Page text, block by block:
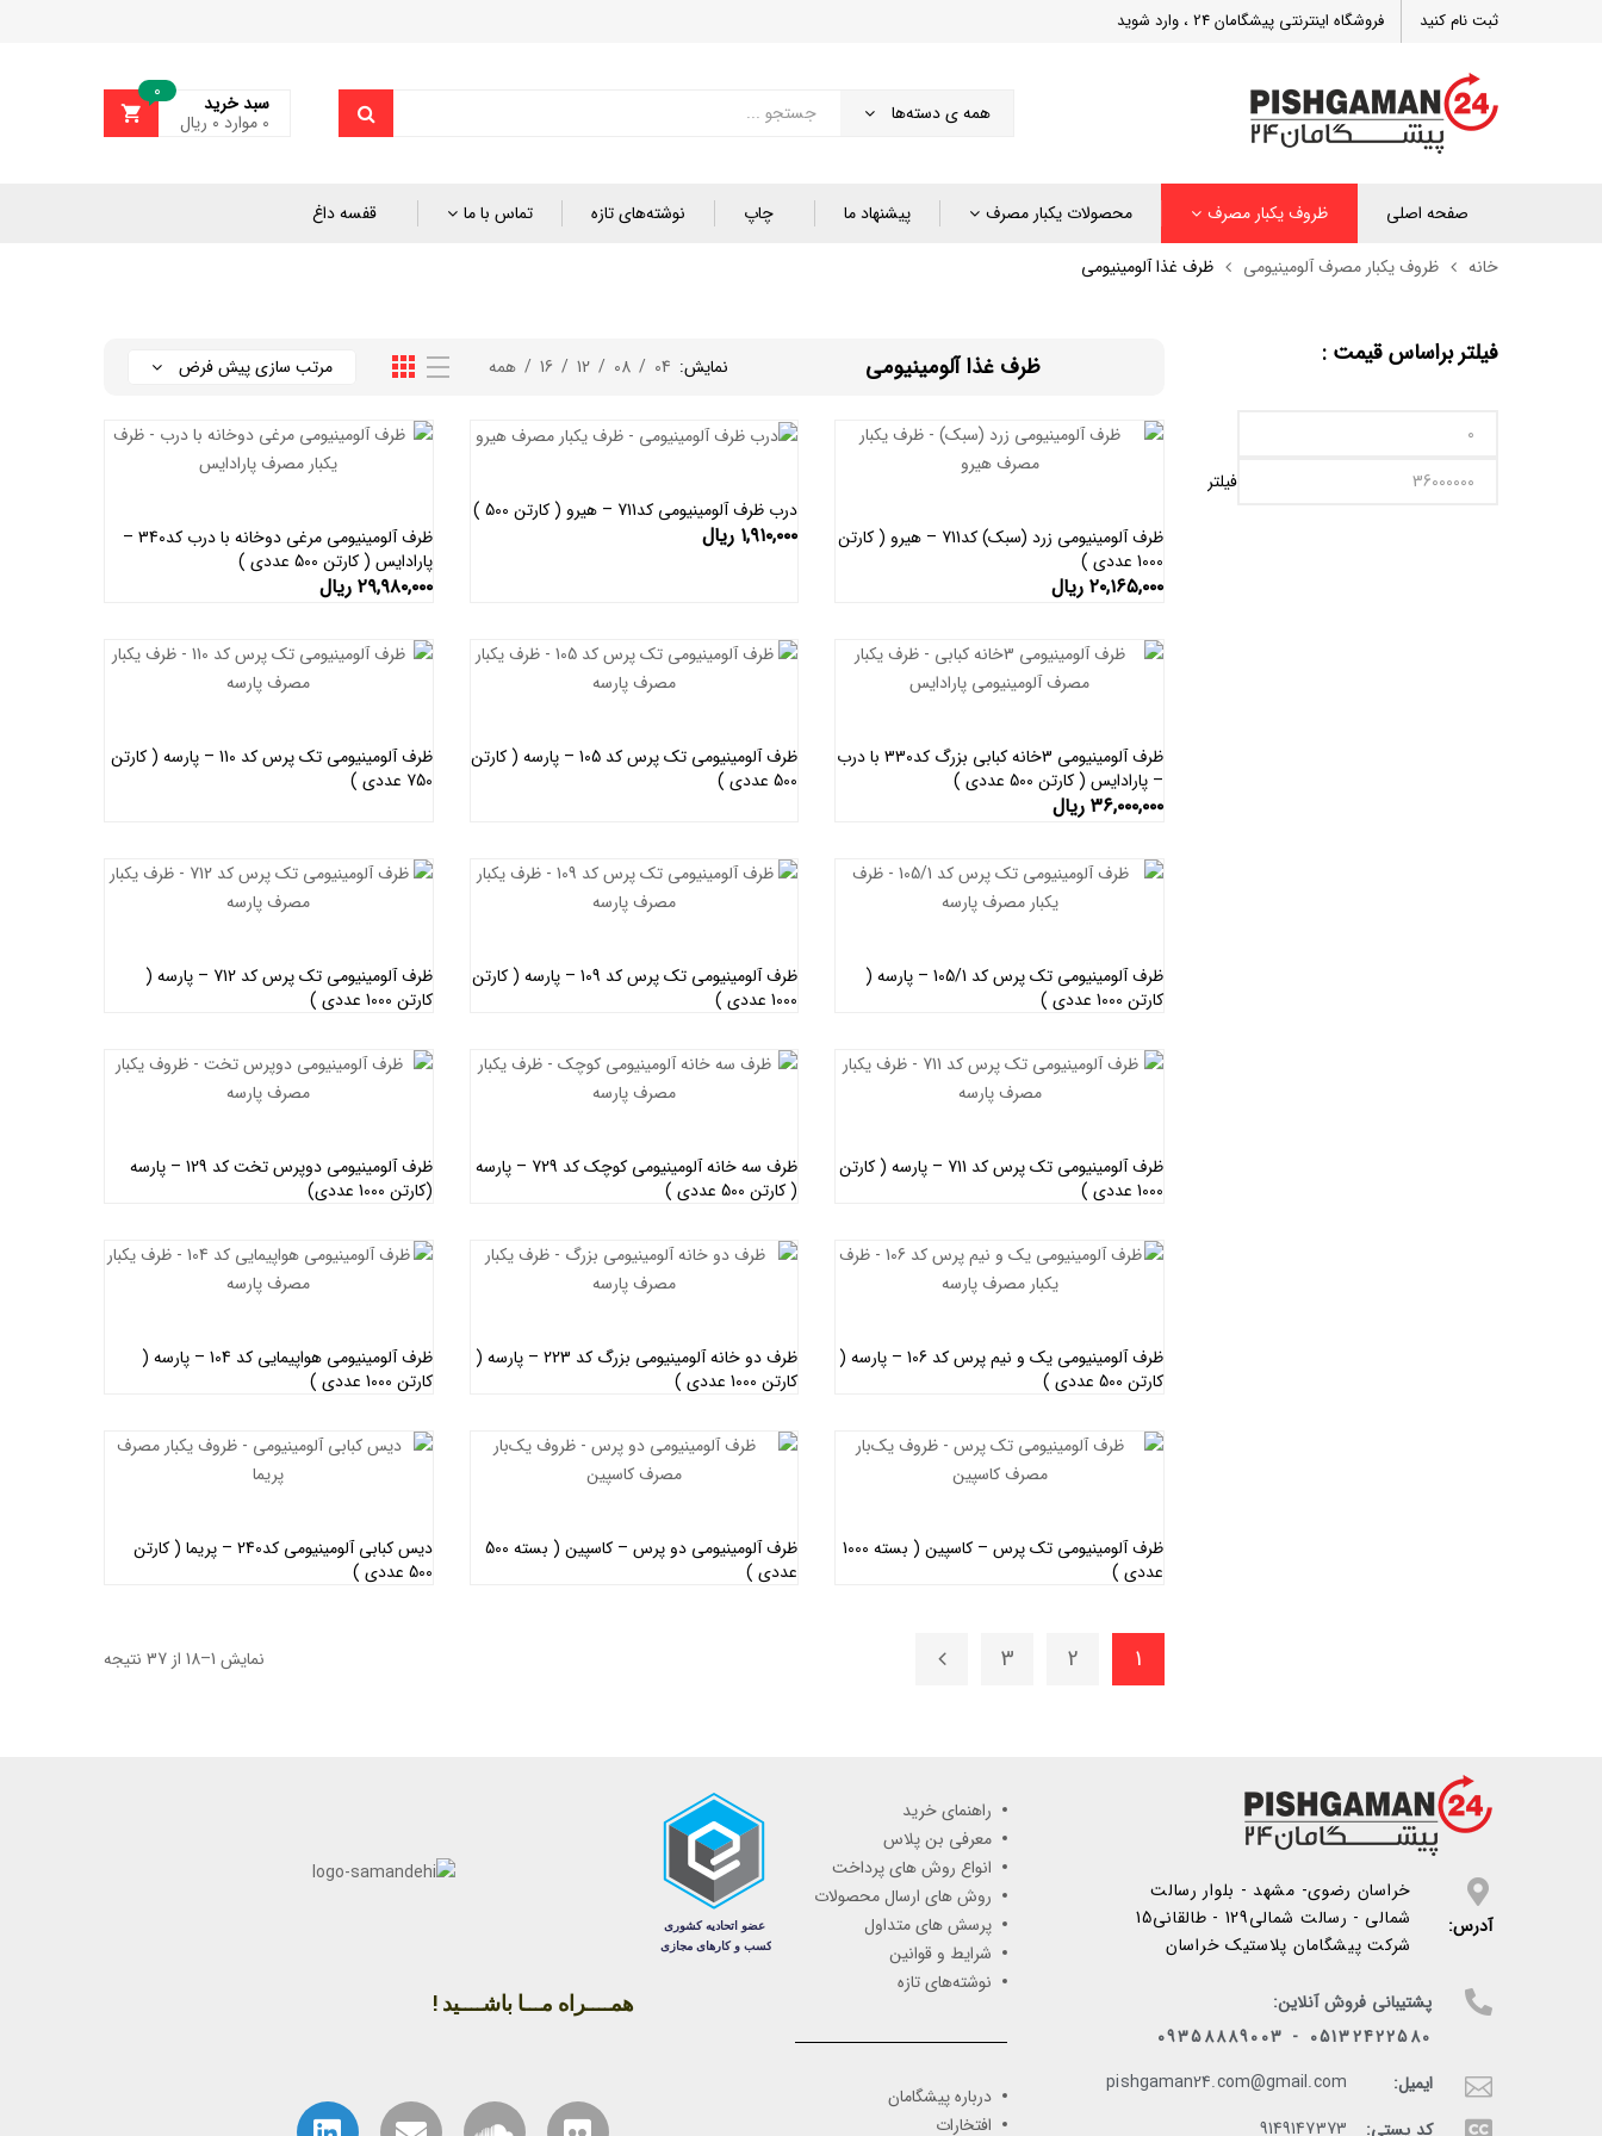
ثبت نام کنید فروشگاه اینترنتی پیشگامان 24 ، وارد شوید
همه ی دسته‌ها
0 سبد خرید
0 موارد ۰ ریال
صفحه اصلی ظروف یکبار مصرف محصولات یکبار مصرف پیشنهاد ما چاپ نوشته‌های تازه تماس با ما قفسه داغ
خانه ظروف یکبار مصرف آلومینیومی ظرف غذا آلومینیومی
ظرف غذا آلومینیومی نمایش: 04
/
08
/
12
/
16
/ همه مرتب سازی پیش فرض
ظرف آلومینیومی زرد (سبک) کد711 – هیرو ( کارتن
1000 عددی )
۲۰,۱۶۵,۰۰۰ ریال
درب ظرف آلومینیومی کد711 – هیرو ( کارتن 500 )
۱,۹۱۰,۰۰۰ ریال
اطلاعات بیشتر
ظرف آلومینیومی مرغی دوخانه با درب کد340 –
پارادایس ( کارتن 500 عددی )
۲۹,۹۸۰,۰۰۰ ریال
اطلاعات بیشتر
ظرف آلومینیومی 3خانه کبابی بزرگ کد330 با درب
– پارادایس ( کارتن 500 عددی )
۳۶,۰۰۰,۰۰۰ ریال
ظرف آلومینیومی تک پرس کد 105 – پارسه ( کارتن
500 عددی )
ظرف آلومینیومی تک پرس کد 110 – پارسه ( کارتن
750 عددی )
اطلاعات بیشتر
ظرف آلومینیومی تک پرس کد 105/1 – پارسه (
کارتن 1000 عددی )
ظرف آلومینیومی تک پرس کد 109 – پارسه ( کارتن
1000 عددی )
اطلاعات بیشتر
ظرف آلومینیومی تک پرس کد 712 – پارسه (
کارتن 1000 عددی )
ظرف آلومینیومی تک پرس کد 711 – پارسه ( کارتن
1000 عددی )
اطلاعات بیشتر
ظرف سه خانه آلومینیومی کوچک کد 729 – پارسه
( کارتن 500 عددی )
اطلاعات بیشتر
ظرف آلومینیومی دوپرس تخت کد 129 – پارسه
(کارتن 1000 عددی)
اطلاعات بیشتر
ظرف آلومینیومی یک و نیم پرس کد 106 – پارسه (
کارتن 500 عددی )
اطلاعات بیشتر
ظرف دو خانه آلومینیومی بزرگ کد 223 – پارسه (
کارتن 1000 عددی )
اطلاعات بیشتر
ظرف آلومینیومی هواپیمایی کد 104 – پارسه (
کارتن 1000 عددی )
ظرف آلومینیومی تک پرس – کاسپین ( بسته 1000
عددی )
ظرف آلومینیومی دو پرس – کاسپین ( بسته 500
عددی )
دیس کبابی آلومینیومی کد240 – پریما ( کارتن
500 عددی )
1
2
3 نمایش 1–18 از 37 نتیجه
فیلتر براساس قیمت :
فیلتر
آدرس:
خراسان رضوی- مشهد - بلوار رسالت
شمالی - رسالت شمالی129 - طالقانی15
شرکت پیشگامان پلاستیک خراسان
پشتیبانی فروش آنلاین:
05132422580 - 09358889003
ایمیل:
pishgaman24.com@gmail.com
کد پستی:
9149147373
راهنمای خرید
معرفی بن پلاس
انواع روش های پرداخت
روش های ارسال محصولات
پرسش های متداول
شرایط و قوانین
نوشته‌های تازه
درباره پیشگامان
افتخارات
همــــراه مـــا باشــــید !